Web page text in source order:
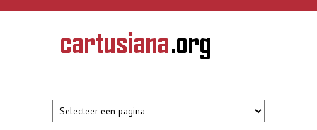
Overslaan en naar de inhoud gaan
CARTUSIANA
Geschiedenis
van de